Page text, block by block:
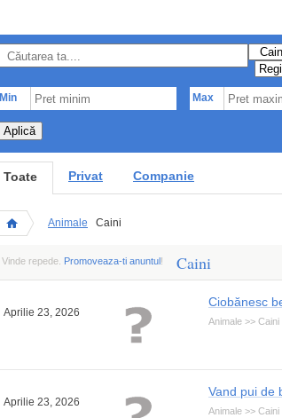
Min Max
Aplică
Toate Privat Companie
Animale Caini
Vinde repede. Promoveaza-ti anuntul! Caini
Aprilie 23, 2026
Ciobănesc
Animale >> Caini
Aprilie 23, 2026
Vand pui de
Animale >> Caini